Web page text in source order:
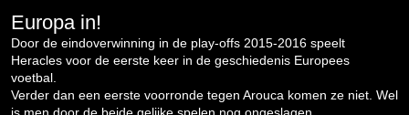
Europa in!
Door de eindoverwinning in de play-offs 2015-2016 speelt
Heracles voor de eerste keer in de geschiedenis Europees
voetbal.
Verder dan een eerste voorronde tegen Arouca komen ze niet. Wel